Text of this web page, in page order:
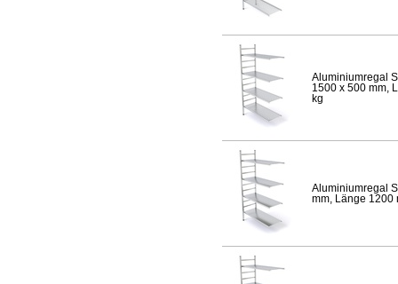
Aluminiumregal
1500 x 500 mm,
kg
Aluminiumregal
mm, Länge 1200